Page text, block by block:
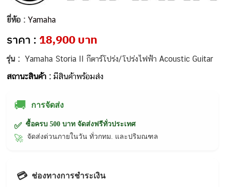
ยี่ห้อ : Yamaha
ราคา : 18,900 บาท
รุ่น : Yamaha Storia II กีตาร์โปร่ง/โปร่งไฟฟ้า Acoustic Guitar
สถานะสินค้า :มีสินค้าพร้อมส่ง
🚚 การจัดส่ง
✅ ซื้อครบ 500 บาท จัดส่งฟรีทั่วประเทศ
🚀 จัดส่งด่วนภายในวัน ทั่วกทม. และปริมณฑล
💳 ช่องทางการชำระเงิน